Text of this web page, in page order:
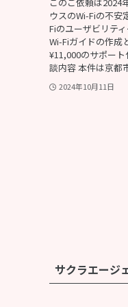
ウスのWi-Fiの不安
Fiのユーザビリテ
Wi-Fiガイドの作成
¥11,000のサポー
談内容 本件は京都
2024年10月11日
サクラエージ